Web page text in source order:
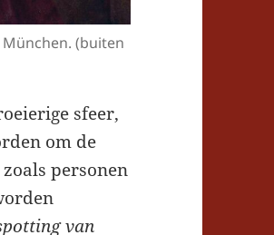
(buiten
sfeer,
om de
personen
van